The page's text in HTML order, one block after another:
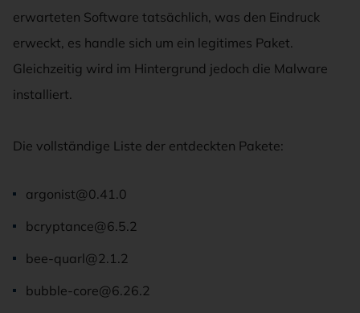
erwarteten Software tatsächlich, was den Eindruck
erweckt, es handle sich um ein legitimes Paket.
Gleichzeitig wird im Hintergrund jedoch die Malware
installiert.
Die vollständige Liste der entdeckten Pakete:
argonist@0.41.0
bcryptance@6.5.2
bee-quarl@2.1.2
bubble-core@6.26.2